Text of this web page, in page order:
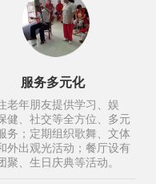
服务多元化
老年朋友提供学习、娱
健、社交等全方位、多元
务；定期组织歌舞、文体
外出观光活动；餐厅设有
聚、生日庆典等活动。